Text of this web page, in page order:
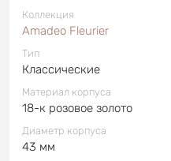
Коллекция
Amadeo Fleurier
Тип
Классические
Материал корпуса
18-к розовое золото
Диаметр корпуса
43 мм